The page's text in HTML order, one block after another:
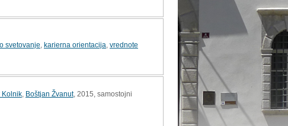
svetovanje karierna orientacija vrednote
Kolnik Boštjan Žvanut, 2015, samostojni